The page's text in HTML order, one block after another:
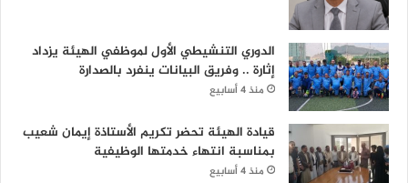
الدوري التنشيطي الأول لموظفي الهيئة يزداد
إثارة .. وفريق البيانات ينفرد بالصدارة
منذ 4 أسابيع
قيادة الهيئة تحضر تكريم الأستاذة إيمان شعيب
بمناسبة انتهاء خدمتها الوظيفية
منذ 4 أسابيع